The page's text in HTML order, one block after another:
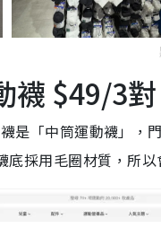
$49/3對
是「中筒運動襪」，
採用毛圈材質，所